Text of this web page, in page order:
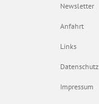
Newsletter
Anfahrt
Links
Datenschutz
Impressum